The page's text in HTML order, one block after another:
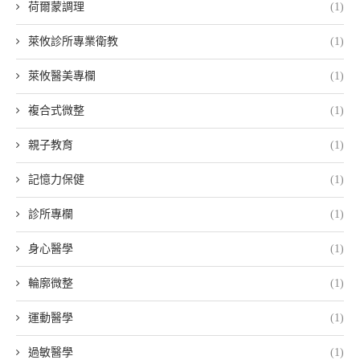
荷爾蒙調理 (1)
萊攸診所專業衛教 (1)
萊攸醫美專欄 (1)
複合式微整 (1)
親子教育 (1)
記憶力保健 (1)
診所專欄 (1)
身心醫學 (1)
輪廓微整 (1)
運動醫學 (1)
過敏醫學 (1)